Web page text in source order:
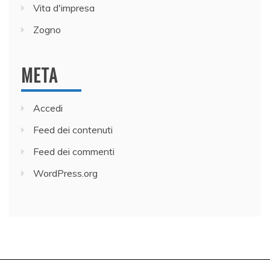
Vita d'impresa
Zogno
META
Accedi
Feed dei contenuti
Feed dei commenti
WordPress.org